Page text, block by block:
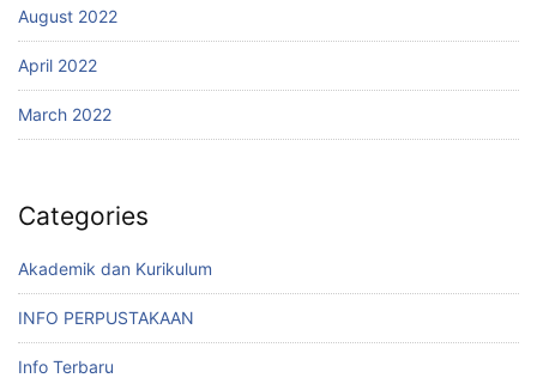
August 2022
April 2022
March 2022
Categories
Akademik dan Kurikulum
INFO PERPUSTAKAAN
Info Terbaru